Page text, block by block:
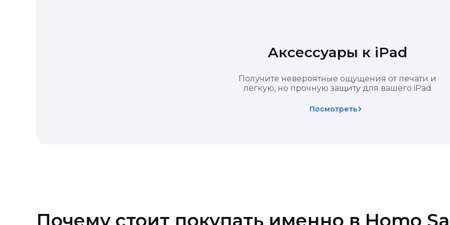
Возврат технически сложных товаров
Получите невероятные ощущения от печати и
легкую, но прочную защиту для вашего iPad
Аксессуары к iPad
Посмотреть
Почему стоит покупать именно в Homo